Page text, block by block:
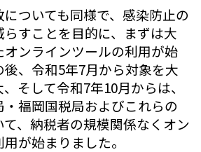
ついても同様で、感染防止の
すことを目的に、まずは大
ンラインツールの利用が始
、令和5年7月から対象を大
そして令和7年10月からは、
福岡国税局およびこれらの
、納税者の規模関係なくオン
が始まりました。